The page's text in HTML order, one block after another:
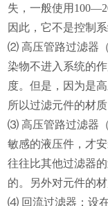
失，一般使用
因此，它不是控制
⑵ 高压管路过滤器
染物不进入系统的
度。但是，因为是
所以过滤元件的材
⑶ 高压管路过滤器
敏感的液压件，才
往往比其他过滤器
的。另外对元件的
⑷ 回流过滤器：设